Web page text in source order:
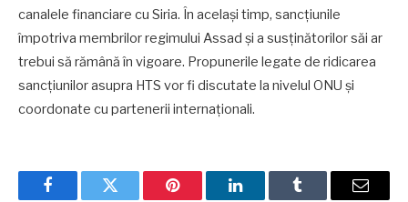
canalele financiare cu Siria. În acelaşi timp, sancţiunile
împotriva membrilor regimului Assad şi a susţinătorilor săi ar
trebui să rămână în vigoare. Propunerile legate de ridicarea
sancţiunilor asupra HTS vor fi discutate la nivelul ONU şi
coordonate cu partenerii internaţionali.